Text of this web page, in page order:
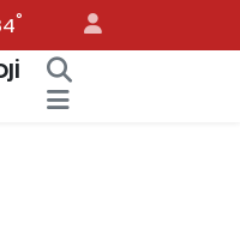
°